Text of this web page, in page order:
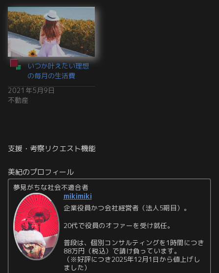
いつか叶えたい理想
の毎月の生活費
2021年5月9日
不動産
支援・考察リクエスト機能
美紀のプロフィール
夢見がちな社会不適合者
mikimiki
企業役員かつ会社経営者（法人5期目）。
20代で役員のオファーを受け就任。
普段は、個別コンサルティングを1時間につき
88万円（税込）で請け負っています。
（※好評につき2025年12月1日から値上げし
ました）